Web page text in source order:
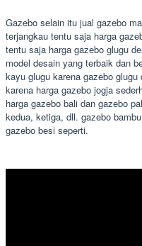
Gazebo selain itu jual gazebo
terjangkau tentu saja harga
tentu saja harga gazebo glugu
model desain yang terbaik dan
kayu glugu karena gazebo
karena harga gazebo jogja
harga gazebo bali dan gazebo
kedua, ketiga, dll. gazebo
gazebo besi seperti.